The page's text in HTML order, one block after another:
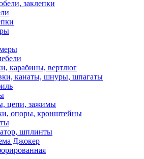
заклепки
карабины, вертлюг
канаты, шнуры, шпагаты
цепи, зажимы
опоры, кронштейны
шплинты
Джокер